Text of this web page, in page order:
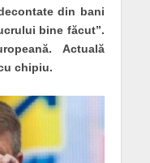
din bani
bine făcut”.
Actuală
chipiu.